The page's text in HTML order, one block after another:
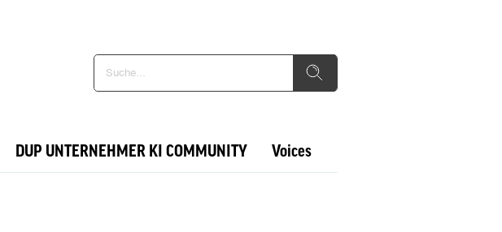
DUP UNTERNEHMER KI COMMUNITY Voices